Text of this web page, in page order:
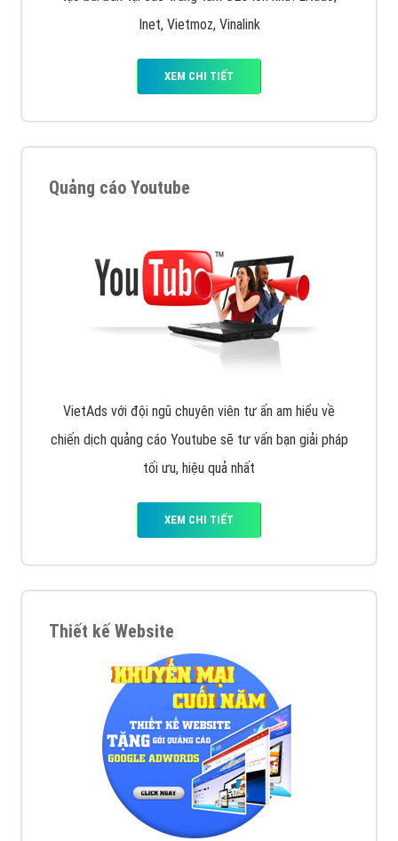
XEM CHI TIẾT
VietAds triển khai dịch vụ quảng cáo Banner Google
muốn đặt Banner
XEM CHI TIẾT
VietAds với đội ngũ SEOer giàu kinh nghiệm được đào
tạo bài bản tại các trung tâm SEO lớn như: Litado,